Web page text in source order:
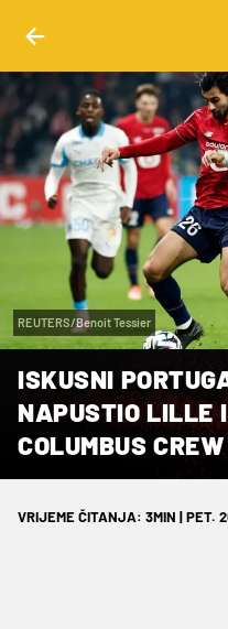
REUTERS/Benoit Tessier
ISKUSNI
NAPUSTIO LILLE
COLUMBUS CREW
VRIJEME ČITANJA: 3MIN | PET.